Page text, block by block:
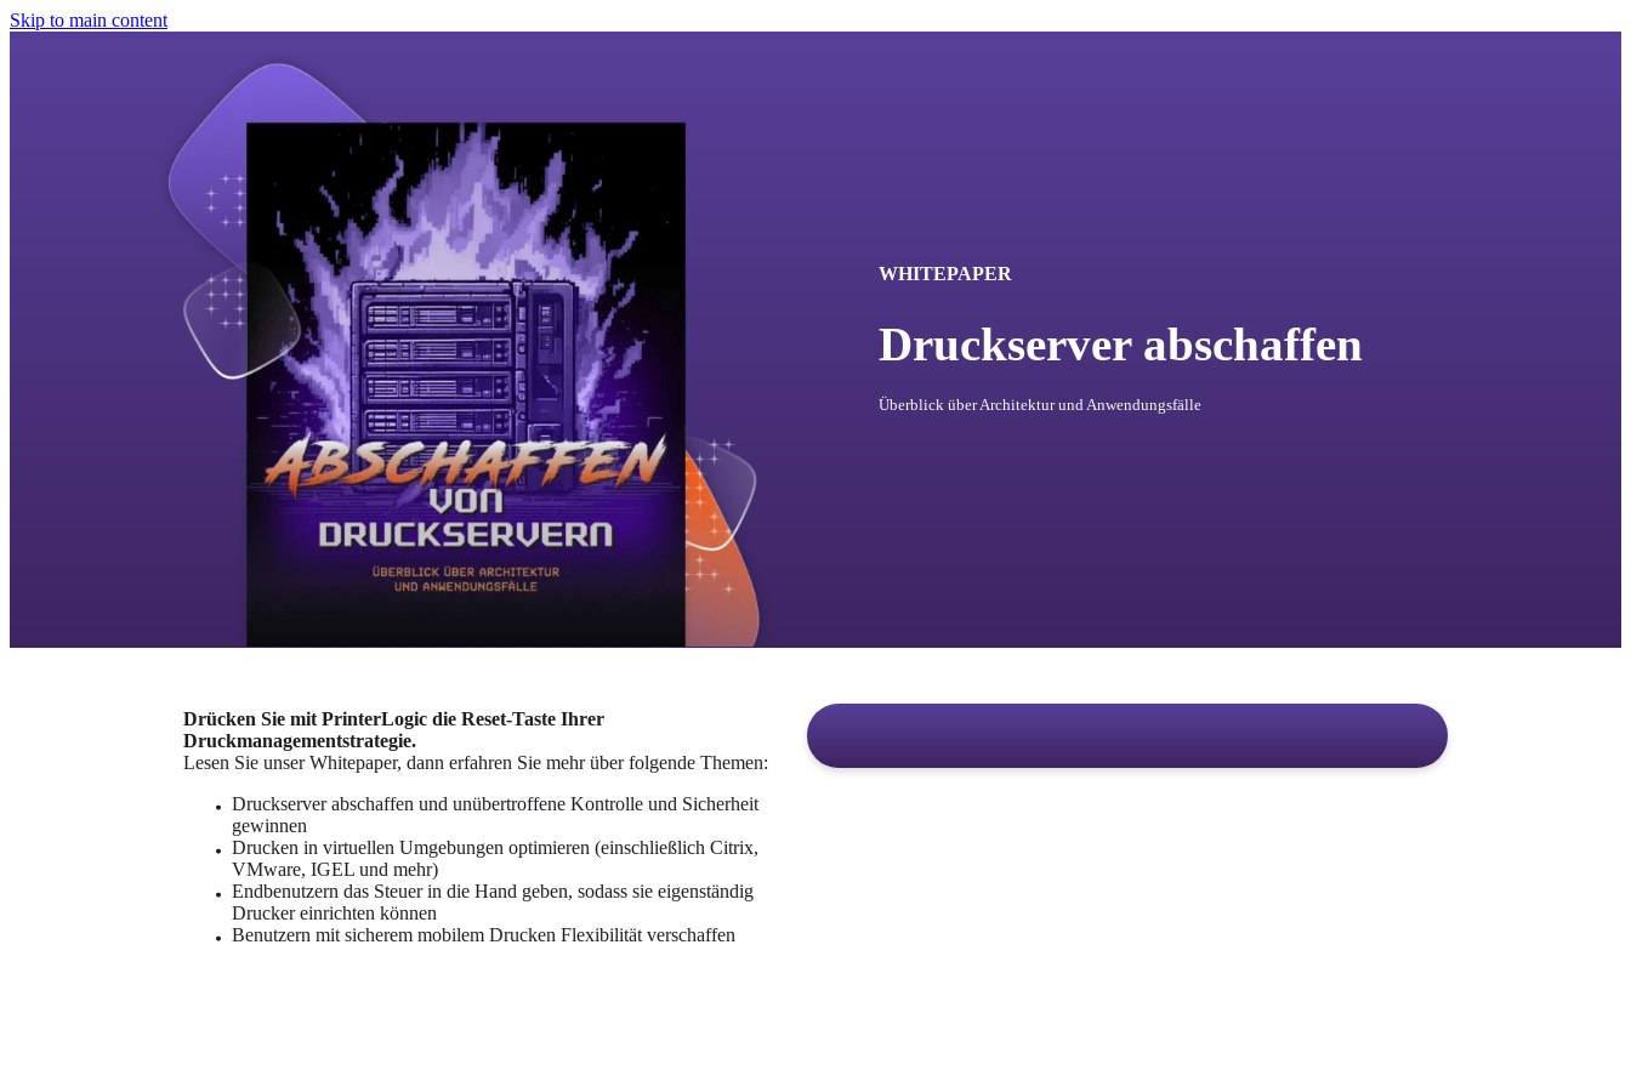
Skip to main content
WHITEPAPER
Druckserver abschaffen
Überblick über Architektur und Anwendungsfälle
Drücken Sie mit PrinterLogic die Reset-Taste Ihrer
Druckmanagementstrategie.
Lesen Sie unser Whitepaper, dann erfahren Sie mehr über folgende Themen:
Druckserver abschaffen und unübertroffene Kontrolle und Sicherheit
gewinnen
Drucken in virtuellen Umgebungen optimieren (einschließlich Citrix,
VMware, IGEL und mehr)
Endbenutzern das Steuer in die Hand geben, sodass sie eigenständig
Drucker einrichten können
Benutzern mit sicherem mobilem Drucken Flexibilität verschaffen